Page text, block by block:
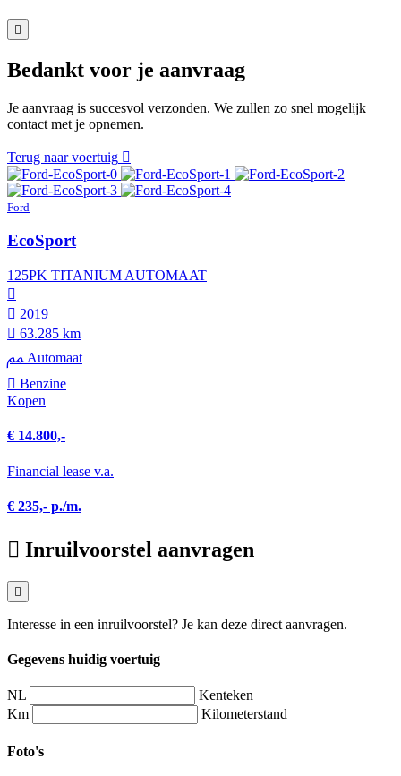
Bedankt voor je aanvraag
Je aanvraag is succesvol verzonden. We zullen zo snel mogelijk
contact met je opnemen.
Terug naar voertuig
Ford
EcoSport
125PK TITANIUM AUTOMAAT
2019
63.285 km
Automaat
Benzine
Kopen
€ 14.800,-
Financial lease v.a.
€ 235,- p./m.
Inruilvoorstel aanvragen
Interesse in een inruilvoorstel? Je kan deze direct aanvragen.
Gegevens huidig voertuig
NL
Kenteken
Km
Kilometerstand
Foto's